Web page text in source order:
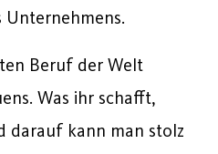
Beruf der Welt
Was ihr schafft,
darauf kann man stolz